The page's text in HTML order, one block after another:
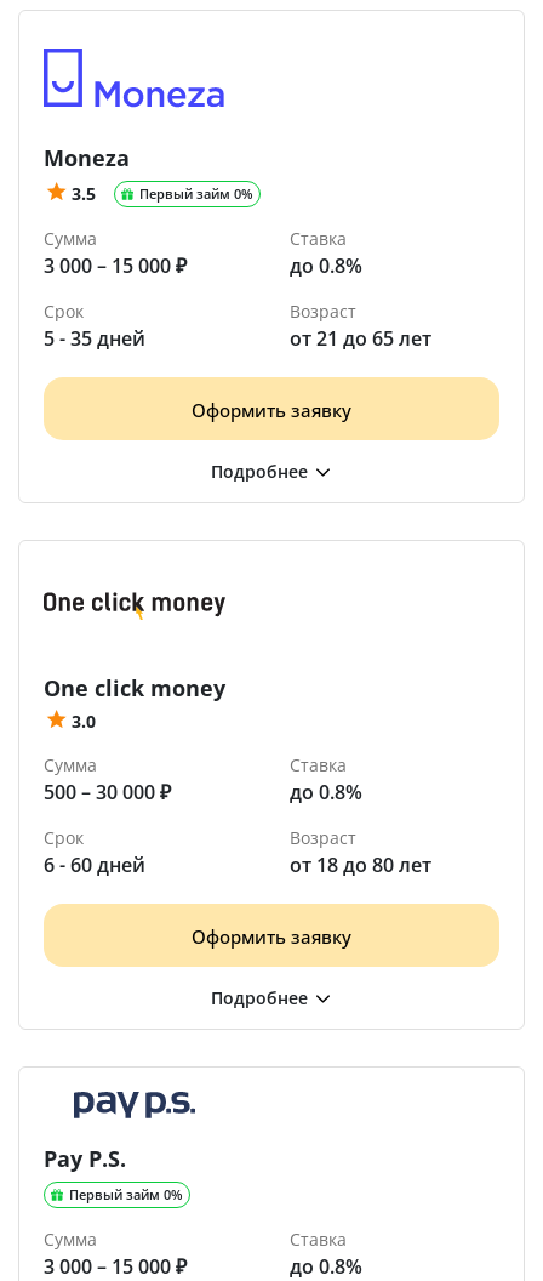
Moneza
3.5 Первый займ 0%
Сумма
3 000 – 15 000 ₽
Ставка
до 0.8%
Срок
5 - 35 дней
Возраст
от 21 до 65 лет
Оформить заявку
One click money
3.0
Сумма
500 – 30 000 ₽
Ставка
до 0.8%
Срок
6 - 60 дней
Возраст
от 18 до 80 лет
Оформить заявку
Pay P.S.
Первый займ 0%
Сумма
3 000 – 15 000 ₽
Ставка
до 0.8%